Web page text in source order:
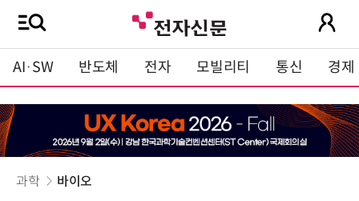
AI·SW 반도체 전자 모빌리티 통신 경제
과학 바이오